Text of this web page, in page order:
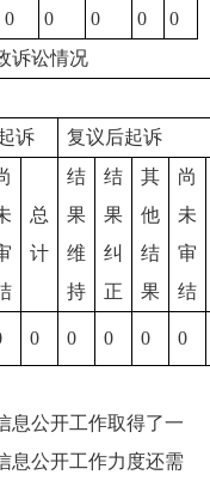
0 0 0 0
0
诉讼情况
诉
复议后起诉
总
计
结
果
维
持
结
果
纠
正
其
他
结
果
尚
未
审
结
0 0 0 0 0
公开工作取得了一
息公开工作力度还需